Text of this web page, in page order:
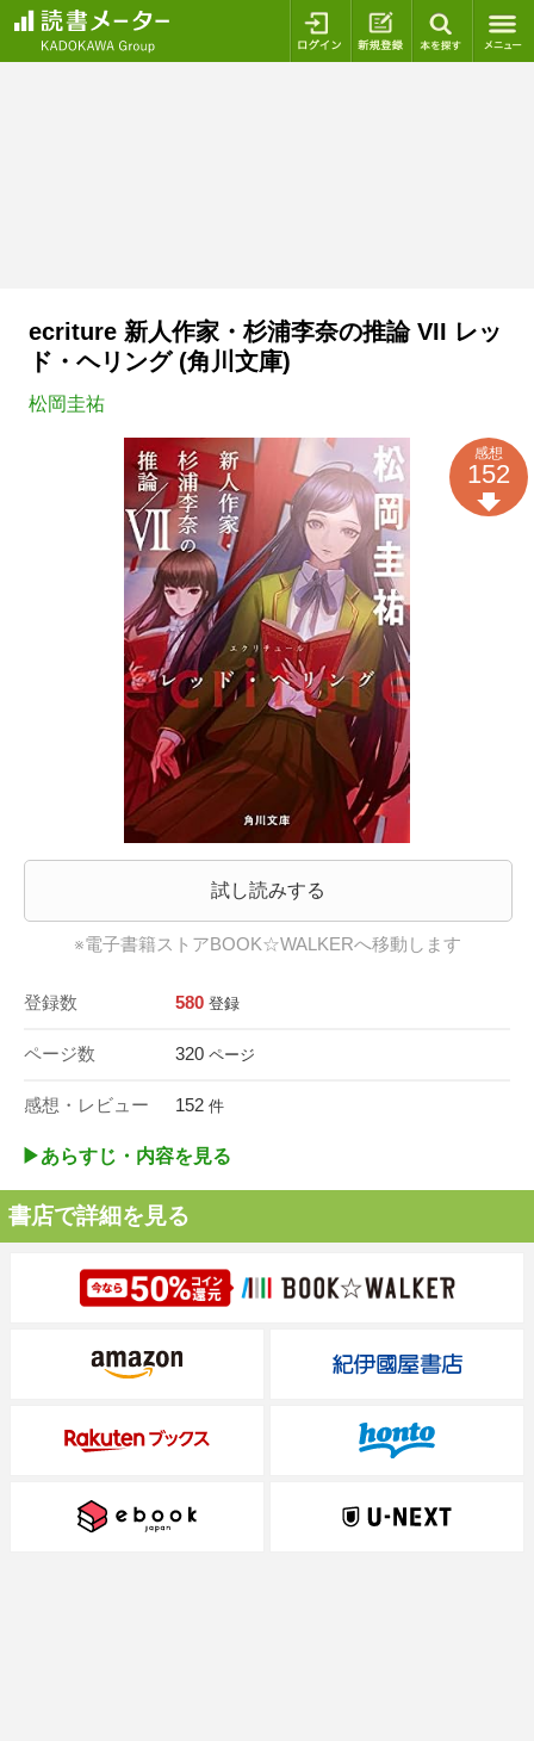
ログイン 新規登録
ecriture 新人作家・杉浦李奈の推論 VII レッ
ド・ヘリング (角川文庫)
松岡圭祐
試し読みする
※電子書籍ストアBOOK☆WALKERへ移動します
登録数 580 登録
ページ数 320 ページ
感想・レビュー 152 件
感想
152
▶︎あらすじ・内容を見る
書店で詳細を見る